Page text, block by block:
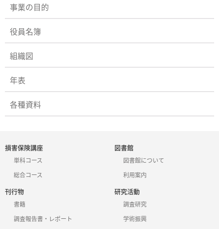
事業の目的
役員名簿
組織図
年表
各種資料
損害保険講座
単科コース
総合コース
図書館
図書館について
利用案内
刊行物
書籍
調査報告書・レポート
研究活動
調査研究
学術振興